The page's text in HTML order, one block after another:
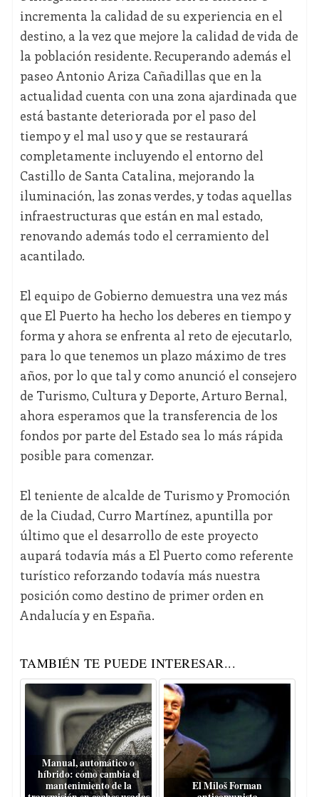
incrementa la calidad de su experiencia en el
destino, a la vez que mejore la calidad de vida de
la población residente. Recuperando además el
paseo Antonio Ariza Cañadillas que en la
actualidad cuenta con una zona ajardinada que
está bastante deteriorada por el paso del
tiempo y el mal uso y que se restaurará
completamente incluyendo el entorno del
Castillo de Santa Catalina, mejorando la
iluminación, las zonas verdes, y todas aquellas
infraestructuras que están en mal estado,
renovando además todo el cerramiento del
acantilado.
El equipo de Gobierno demuestra una vez más
que El Puerto ha hecho los deberes en tiempo y
forma y ahora se enfrenta al reto de ejecutarlo,
para lo que tenemos un plazo máximo de tres
años, por lo que tal y como anunció el consejero
de Turismo, Cultura y Deporte, Arturo Bernal,
ahora esperamos que la transferencia de los
fondos por parte del Estado sea lo más rápida
posible para comenzar.
El teniente de alcalde de Turismo y Promoción
de la Ciudad, Curro Martínez, apuntilla por
último que el desarrollo de este proyecto
aupará todavía más a El Puerto como referente
turístico reforzando todavía más nuestra
posición como destino de primer orden en
Andalucía y en España.
TAMBIÉN TE PUEDE INTERESAR...
Manual, automático o
híbrido: cómo cambia el
mantenimiento de la
El Miloš Forman